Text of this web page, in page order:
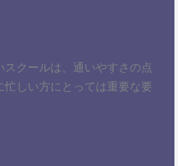
クールは、通いやすさの点
しい方にとっては重要な要